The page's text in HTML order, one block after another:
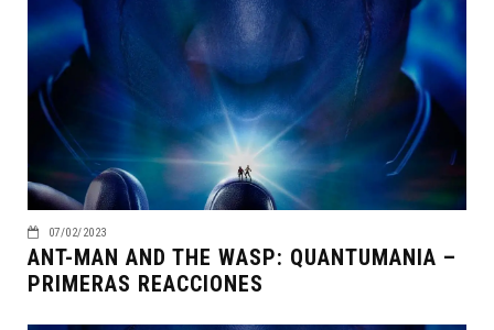
07/02/2023
ANT-MAN AND THE WASP: QUANTUMANIA –
PRIMERAS REACCIONES